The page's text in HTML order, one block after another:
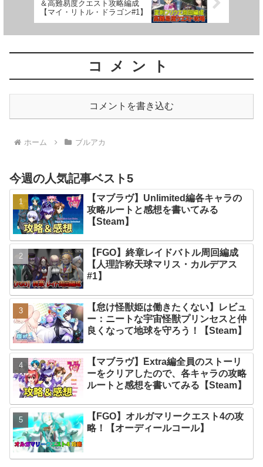
＆高難易度クエスト攻略編成
【マイ・リトル・ドラゴン#1】
コメント
コメントを書き込む
ホーム ブルアカ
今週の人気記事ベスト5
【マブラヴ】Unlimited編各キャラの
攻略ルートと感想を書いてみる
【Steam】
【FGO】終章レイドバトル周回編成
【人理詐称天球マリス・カルデアス
#1】
【怠け怪獣姫は働きたくない】レビュ
ー：ニートな宇宙怪獣プリンセスと仲
良くなって地球を守ろう！【Steam】
【マブラヴ】Extra編全員のストーリ
ーをクリアしたので、各キャラの攻略
ルートと感想を書いてみる【Steam】
【FGO】オルガマリークエスト4の攻
略！【オーディールコール】